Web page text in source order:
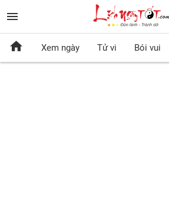
Xem ngày Tử vi Bói vui